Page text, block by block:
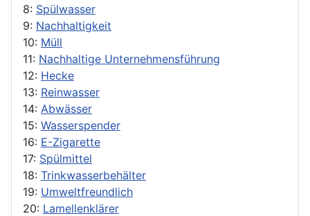
8: Spülwasser
9: Nachhaltigkeit
10: Müll
11: Nachhaltige Unternehmensführung
12: Hecke
13: Reinwasser
14: Abwässer
15: Wasserspender
16: E-Zigarette
17: Spülmittel
18: Trinkwasserbehälter
19: Umweltfreundlich
20: Lamellenklärer